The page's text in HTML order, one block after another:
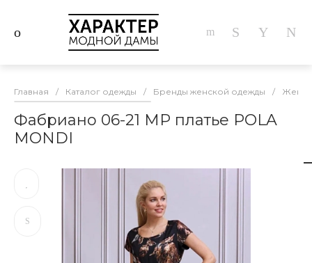
Главная / Каталог одежды / Бренды женской одежды /
Фабриано 06-21 МР платье POLA
MONDI